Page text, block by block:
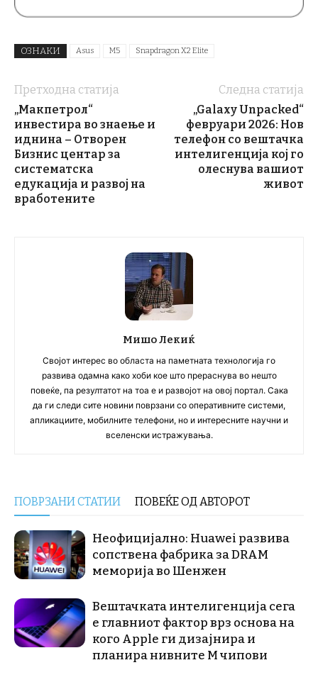
ОЗНАКИ Asus M5 Snapdragon X2 Elite
Претходна статија
„Макпетрол“
инвестира во знаење и
иднина – Отворен
Бизнис центар за
систематска
едукација и развој на
вработените
Следна статија
„Galaxy Unpacked“
февруари 2026: Нов
телефон со вештачка
интелигенција кој го
олеснува вашиот
живот
Мишо Лекиќ
Својот интерес во областа на паметната технологија го
развива одамна како хоби кое што прераснува во нешто
повеќе, па резултатот на тоа е и развојот на овој портал. Сака
да ги следи сите новини поврзани со оперативните системи,
апликациите, мобилните телефони, но и интересните научни и
вселенски истражувања.
ПОВРЗАНИ СТАТИИ ПОВЕЌЕ ОД АВТОРОТ
Неофицијално: Huawei развива
сопствена фабрика за DRAM
меморија во Шенжен
Вештачката интелигенција сега
е главниот фактор врз основа на
кого Apple ги дизајнира и
планира нивните М чипови